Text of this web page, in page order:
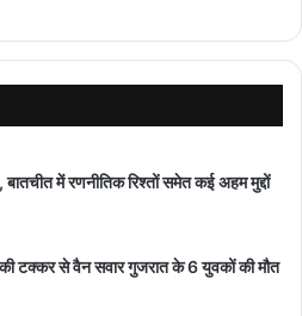
में रणनीतिक रिश्तों समेत कई अहम मुद्दों
टक्कर से वैन सवार गुजरात के 6 युवकों की मौत